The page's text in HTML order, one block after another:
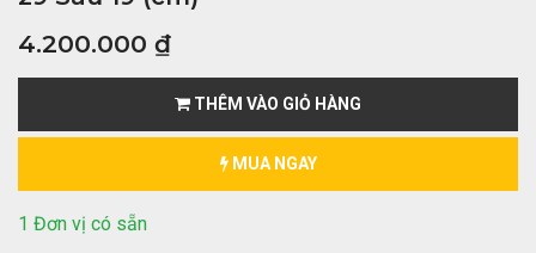
4.200.000 ₫
THÊM VÀO GIỎ HÀNG
MUA NGAY
1 Đơn vị có sẵn